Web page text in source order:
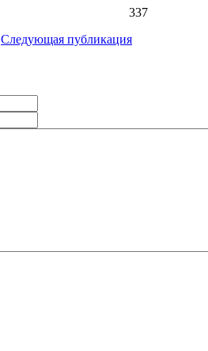
337
Следующая публикация